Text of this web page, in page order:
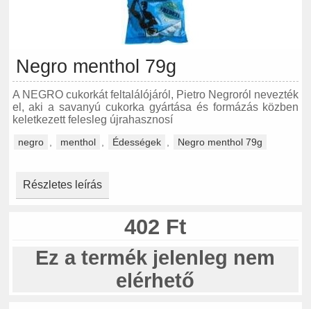
Negro menthol 79g
A NEGRO cukorkát feltalálójáról, Pietro Negroról nevezték
el, aki a savanyú cukorka gyártása és formázás közben
keletkezett felesleg újrahasznosí
negro menthol Édességek Negro menthol 79g
Részletes leírás
402 Ft
Ez a termék jelenleg nem
elérhető